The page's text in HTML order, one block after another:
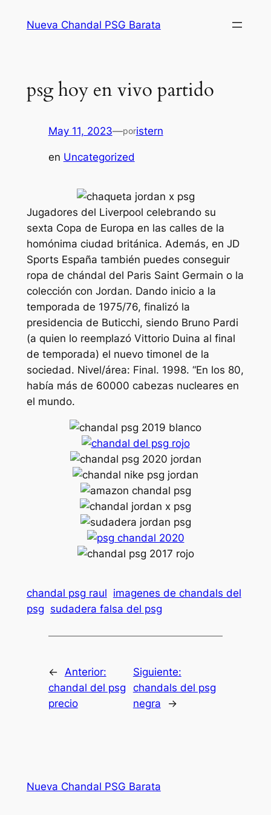
Nueva Chandal PSG Barata
psg hoy en vivo partido
May 11, 2023—poristern
en Uncategorized
Jugadores del Liverpool celebrando su
sexta Copa de Europa en las calles de la
homónima ciudad británica. Además, en JD
Sports España también puedes conseguir
ropa de chándal del Paris Saint Germain o la
colección con Jordan. Dando inicio a la
temporada de 1975/76, finalizó la
presidencia de Buticchi, siendo Bruno Pardi
(a quien lo reemplazó Vittorio Duina al final
de temporada) el nuevo timonel de la
sociedad. Nivel/área: Final. 1998. “En los 80,
había más de 60000 cabezas nucleares en
el mundo.
chandal psg raul imagenes de chandals del
psg sudadera falsa del psg
←
Anterior:
chandal del psg
precio
Siguiente:
chandals del psg
negra
→
Nueva Chandal PSG Barata